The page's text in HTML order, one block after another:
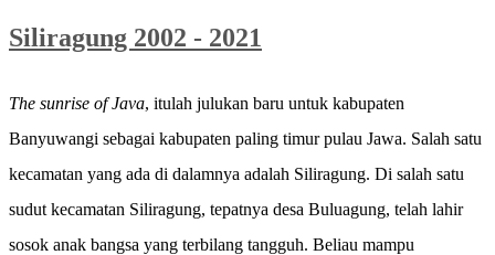
Siliragung 2002 - 2021
The sunrise of Java, itulah julukan baru untuk kabupaten
Banyuwangi sebagai kabupaten paling timur pulau Jawa. Salah satu
kecamatan yang ada di dalamnya adalah Siliragung. Di salah satu
sudut kecamatan Siliragung, tepatnya desa Buluagung, telah lahir
sosok anak bangsa yang terbilang tangguh. Beliau mampu